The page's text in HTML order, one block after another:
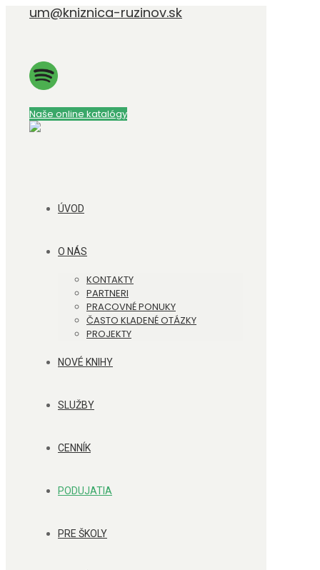
um@kniznica-ruzinov.sk
Naše online katalógy
ÚVOD
O NÁS
KONTAKTY
PARTNERI
PRACOVNÉ PONUKY
ČASTO KLADENÉ OTÁZKY
PROJEKTY
NOVÉ KNIHY
SLUŽBY
CENNÍK
PODUJATIA
PRE ŠKOLY